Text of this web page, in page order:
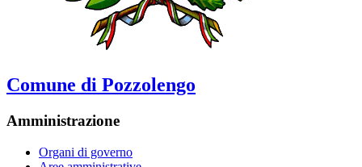
Comune di Pozzolengo
Amministrazione
Organi di governo